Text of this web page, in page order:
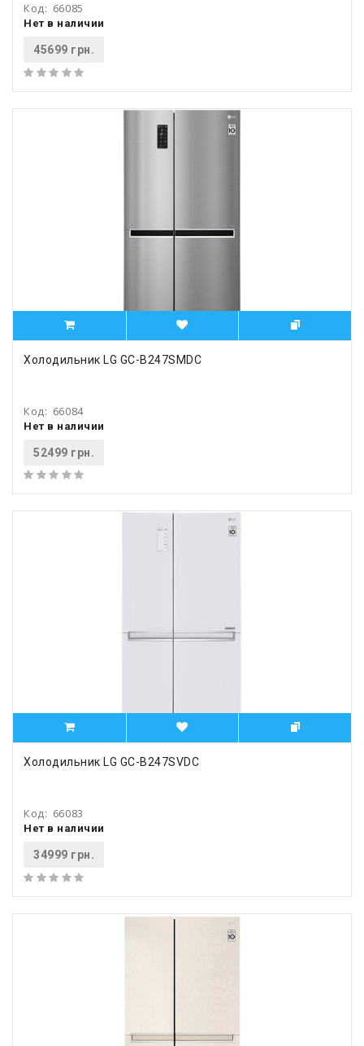
Код: 66085
Нет в наличии
45699 грн.
Холодильник LG GC-B247SMDC
Код: 66084
Нет в наличии
52499 грн.
Холодильник LG GC-B247SVDC
Код: 66083
Нет в наличии
34999 грн.